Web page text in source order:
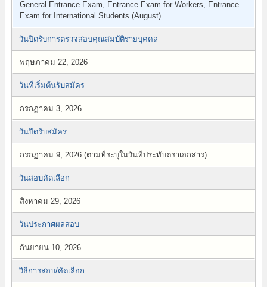
General Entrance Exam, Entrance Exam for Workers, Entrance
Exam for International Students (August)
วันปิดรับการตรวจสอบคุณสมบัติรายบุคคล
พฤษภาคม 22, 2026
วันที่เริ่มต้นรับสมัคร
กรกฏาคม 3, 2026
วันปิดรับสมัคร
กรกฏาคม 9, 2026 (ตามที่ระบุในวันที่ประทับตราเอกสาร)
วันสอบคัดเลือก
สิงหาคม 29, 2026
วันประกาศผลสอบ
กันยายน 10, 2026
วิธีการสอบ/คัดเลือก